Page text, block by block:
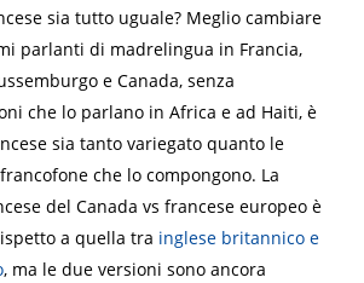
sia tutto uguale? Meglio cambiare
parlanti di madrelingua in Francia,
e Canada, senza
che lo parlano in Africa e ad Haiti, è
sia tanto variegato quanto le
che lo compongono. La
del Canada vs francese europeo è
a quella tra inglese britannico e
, ma le due versioni sono ancora